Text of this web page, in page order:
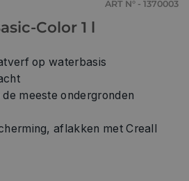
ART N° - 1370003
Color 1 l
op waterbasis
meeste ondergronden
aflakken met Creall